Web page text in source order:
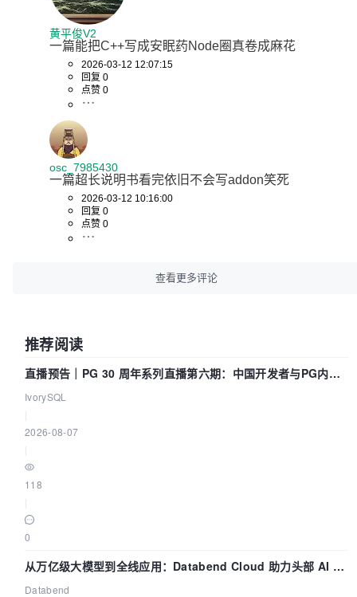
黄平俊V2
一篇能把C++写成安眠药Node圈真卷成麻花
2026-03-12 12:07:15
回复 0
点赞 0
osc_7985430
一篇超长说明书看完依旧不会写addon笑死
2026-03-12 10:16:00
回复 0
点赞 0
查看更多评论
推荐阅读
直播预告｜PG 30 周年系列直播第六期：中国开发者与PG内核
——我们改得动吗？我们贡献了什么？
IvorySQL
2026-08-07
118
0
从万亿级大模型到全线应用：Databend Cloud 助力头部 AI 企
业构建全链路 Trace 数据管道
Databend